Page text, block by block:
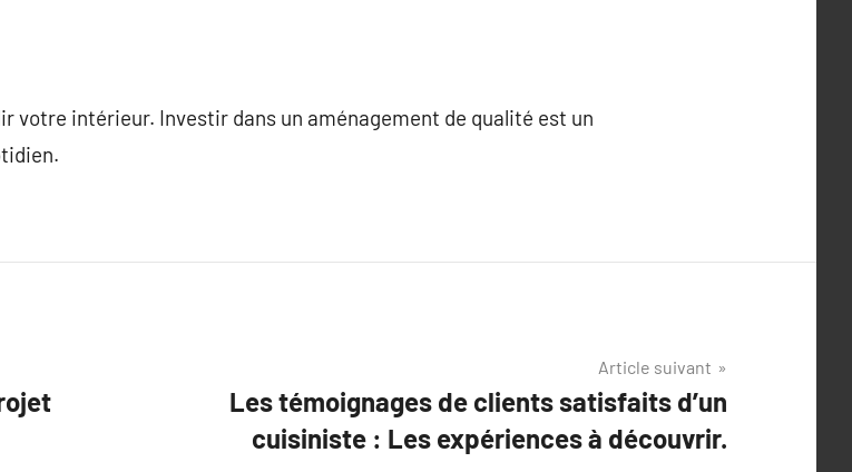
votre intérieur. Investir dans un aménagement de qualité est un
Article suivant
Les témoignages de clients satisfaits d’un
cuisiniste : Les expériences à découvrir.